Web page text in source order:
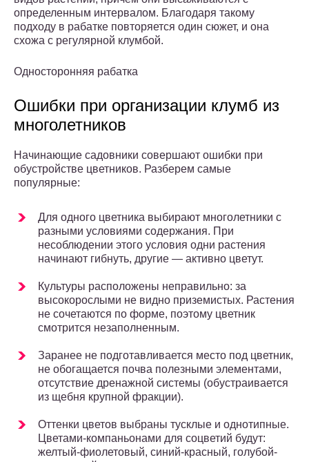
определенным интервалом. Благодаря такому
подходу в рабатке повторяется один сюжет, и она
схожа с регулярной клумбой.
Односторонняя рабатка
Ошибки при организации клумб из
многолетников
Начинающие садовники совершают ошибки при
обустройстве цветников. Разберем самые
популярные:
Для одного цветника выбирают многолетники с
разными условиями содержания. При
несоблюдении этого условия одни растения
начинают гибнуть, другие — активно цветут.
Культуры расположены неправильно: за
высокорослыми не видно приземистых. Растения
не сочетаются по форме, поэтому цветник
смотрится незаполненным.
Заранее не подготавливается место под цветник,
не обогащается почва полезными элементами,
отсутствие дренажной системы (обустраивается
из щебня крупной фракции).
Оттенки цветов выбраны тусклые и однотипные.
Цветами-компаньонами для соцветий будут:
желтый-фиолетовый, синий-красный, голубой-